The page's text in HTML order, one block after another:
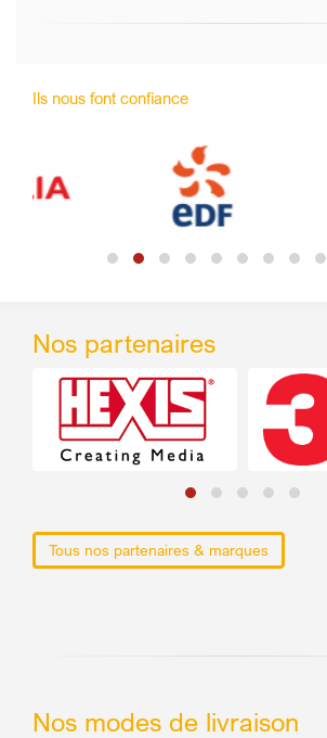
Ils nous font confiance
Nos partenaires
Tous nos partenaires & marques
Nos modes de livraison